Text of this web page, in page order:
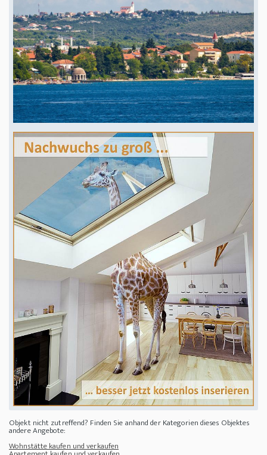
Objekt nicht zutreffend? Finden Sie anhand der Kategorien dieses Objektes
andere Angebote:
Wohnstätte kaufen und verkaufen